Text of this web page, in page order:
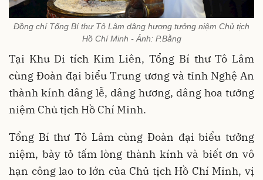
Đồng chí Tổng Bí thư Tô Lâm dâng hương tưởng niệm Chủ tịch
Hồ Chí Minh - Ảnh: P.Bằng
Tại Khu Di tích Kim Liên, Tổng Bí thư Tô Lâm
cùng Đoàn đại biểu Trung ương và tỉnh Nghệ An
thành kính dâng lễ, dâng hương, dâng hoa tưởng
niệm Chủ tịch Hồ Chí Minh.
Tổng Bí thư Tô Lâm cùng Đoàn đại biểu tưởng
niệm, bày tỏ tấm lòng thành kính và biết ơn vô
hạn công lao to lớn của Chủ tịch Hồ Chí Minh, vị